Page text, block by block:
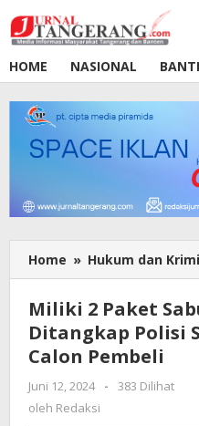
ke
konten
HOME
NASIONAL
Home » Hukum dan
Miliki 2 Paket
Ditangkap Polisi
Calon Pembeli
Juni 12, 2024
oleh
-
383 Dilihat
oleh Redaksi